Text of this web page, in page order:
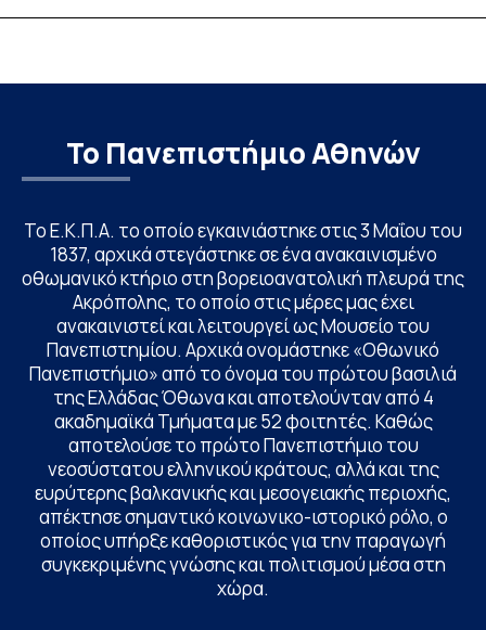
Το Πανεπιστήμιο Αθηνών
Το Ε.Κ.Π.Α. το οποίο εγκαινιάστηκε στις 3 Μαΐου του
1837, αρχικά στεγάστηκε σε ένα ανακαινισμένο
οθωμανικό κτήριο στη βορειοανατολική πλευρά της
Ακρόπολης, το οποίο στις μέρες μας έχει
ανακαινιστεί και λειτουργεί ως Μουσείο του
Πανεπιστημίου. Αρχικά ονομάστηκε «Οθωνικό
Πανεπιστήμιο» από το όνομα του πρώτου βασιλιά
της Ελλάδας Όθωνα και αποτελούνταν από 4
ακαδημαϊκά Τμήματα με 52 φοιτητές. Καθώς
αποτελούσε το πρώτο Πανεπιστήμιο του
νεοσύστατου ελληνικού κράτους, αλλά και της
ευρύτερης βαλκανικής και μεσογειακής περιοχής,
απέκτησε σημαντικό κοινωνικο-ιστορικό ρόλο, ο
οποίος υπήρξε καθοριστικός για την παραγωγή
συγκεκριμένης γνώσης και πολιτισμού μέσα στη
χώρα.